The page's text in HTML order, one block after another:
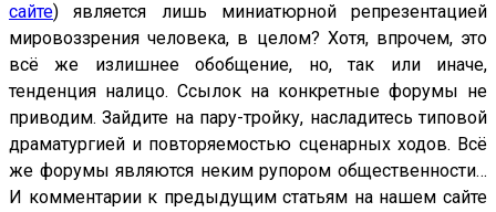
сайте) является лишь миниатюрной репрезентацией
мировоззрения человека, в целом? Хотя, впрочем, это
всё же излишнее обобщение, но, так или иначе,
тенденция налицо. Ссылок на конкретные форумы не
приводим. Зайдите на пару-тройку, насладитесь типовой
драматургией и повторяемостью сценарных ходов. Всё
же форумы являются неким рупором общественности…
И комментарии к предыдущим статьям на нашем сайте